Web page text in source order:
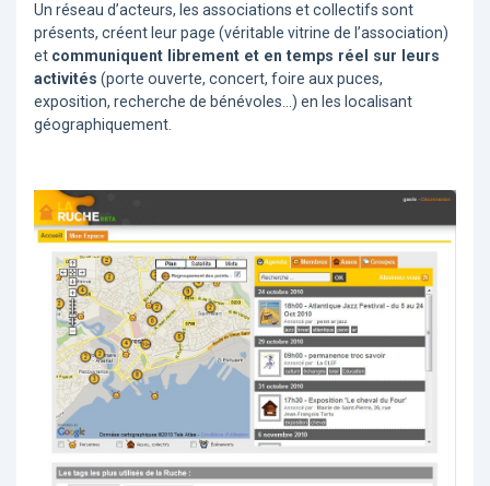
Un réseau d’acteurs, les associations et collectifs sont
présents, créent leur page (véritable vitrine de l’association)
et communiquent librement et en temps réel sur leurs
activités (porte ouverte, concert, foire aux puces,
exposition, recherche de bénévoles…) en les localisant
géographiquement.